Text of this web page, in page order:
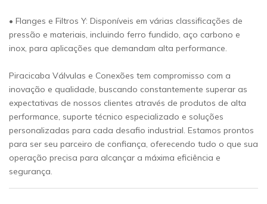
• Flanges e Filtros Y: Disponíveis em várias classificações de
pressão e materiais, incluindo ferro fundido, aço carbono e
inox, para aplicações que demandam alta performance.
Piracicaba Válvulas e Conexões tem compromisso com a
inovação e qualidade, buscando constantemente superar as
expectativas de nossos clientes através de produtos de alta
performance, suporte técnico especializado e soluções
personalizadas para cada desafio industrial. Estamos prontos
para ser seu parceiro de confiança, oferecendo tudo o que sua
operação precisa para alcançar a máxima eficiência e
segurança.